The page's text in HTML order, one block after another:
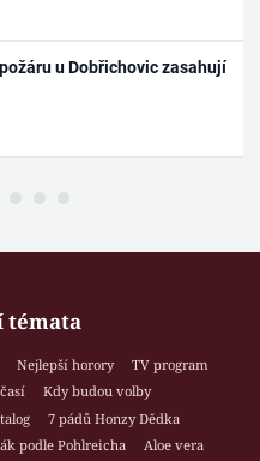
u Dobřichovic zasahují
témata
Nejlepší horory
TV program
Kdy budou volby
7 pádů Honzy Dědka
podle Pohlreicha
Aloe vera